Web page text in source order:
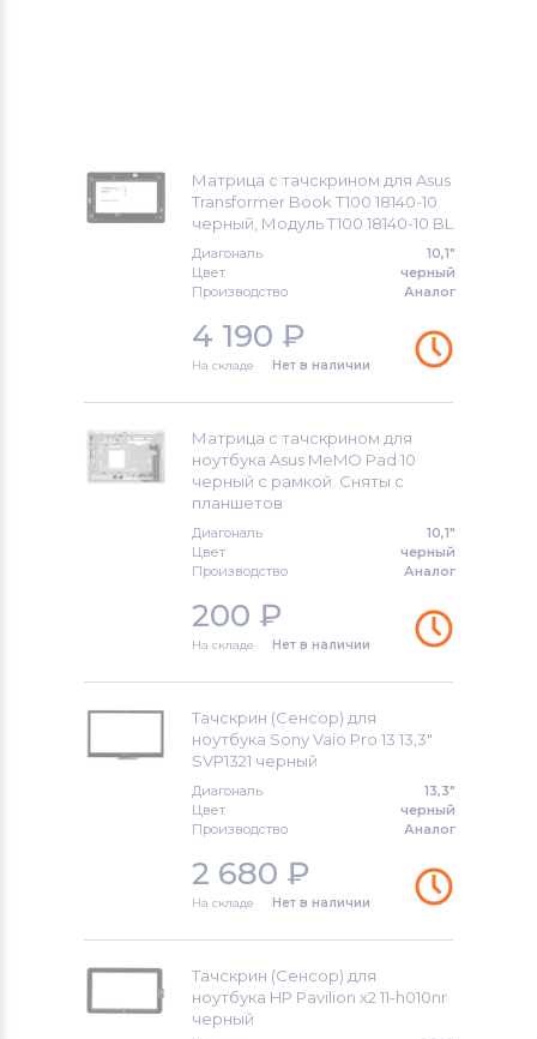
Матрица с тачскрином для Asus
Transformer Book T100 18140-10
черный, Модуль T100 18140-10 BL
Диагональ
10,1"
Цвет
черный
Производство
Аналог
4 190 ₽
На складе Нет в наличии
Матрица с тачскрином для
ноутбука Asus MeMO Pad 10
черный с рамкой. Cняты с
планшетов
Диагональ
10,1"
Цвет
черный
Производство
Аналог
200 ₽
На складе Нет в наличии
Тачскрин (Сенсор) для
ноутбука Sony Vaio Pro 13 13,3"
SVP1321 черный
Диагональ
13,3"
Цвет
черный
Производство
Аналог
2 680 ₽
На складе Нет в наличии
Тачскрин (Сенсор) для
ноутбука HP Pavilion x2 11-h010nr
черный